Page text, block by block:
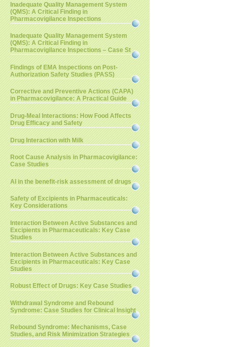
Inadequate Quality Management System
(QMS): A Critical Finding in
Pharmacovigilance Inspections
Inadequate Quality Management System
(QMS): A Critical Finding in
Pharmacovigilance Inspections – Case St
Findings of EMA Inspections on Post-
Authorization Safety Studies (PASS)
Corrective and Preventive Actions (CAPA)
in Pharmacovigilance: A Practical Guide
Drug-Meal Interactions: How Food Affects
Drug Efficacy and Safety
Drug Interaction with Milk
Root Cause Analysis in Pharmacovigilance:
Case Studies
AI in the benefit-risk assessment of drugs
Safety of Excipients in Pharmaceuticals:
Key Considerations
Interaction Between Active Substances and
Excipients in Pharmaceuticals: Key Case
Studies
Interaction Between Active Substances and
Excipients in Pharmaceuticals: Key Case
Studies
Robust Effect of Drugs: Key Case Studies
Withdrawal Syndrome and Rebound
Syndrome: Case Studies for Clinical Insight
Rebound Syndrome: Mechanisms, Case
Studies, and Risk Minimization Strategies